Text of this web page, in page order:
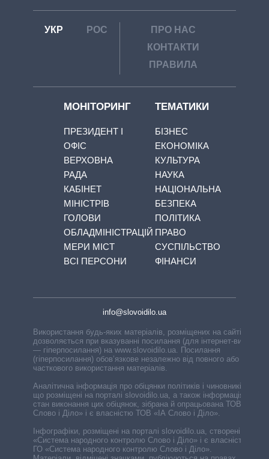
УКР РОС
ПРО НАС
КОНТАКТИ
ПРАВИЛА
МОНІТОРИНГ
ПРЕЗИДЕНТ І
ОФІС
ВЕРХОВНА
РАДА
КАБІНЕТ
МІНІСТРІВ
ГОЛОВИ
ОБЛАДМІНІСТРАЦІЙ
МЕРИ МІСТ
ВСІ ПЕРСОНИ
ТЕМАТИКИ
БІЗНЕС
ЕКОНОМІКА
КУЛЬТУРА
НАУКА
НАЦІОНАЛЬНА
БЕЗПЕКА
ПОЛІТИКА
ПРАВО
СУСПІЛЬСТВО
ФІНАНСИ
info@slovoidilo.ua
Використання будь-яких матеріалів, розміщених на сайті,
дозволяється при вказуванні посилання (для інтернет-видань
— гіперпосилання) на www.slovoidilo.ua. Посилання
(гіперпосилання) обов’язкове незалежно від повного або
часткового використання матеріалів.
Аналітична інформація про обіцянки політиків і чиновників,
що розміщені на порталі slovoidilo.ua, а також інформація про
стан виконання цих обіцянок, зібрана й опрацьована ТОВ «ІА
Слово і Діло» і є власністю ТОВ «ІА Слово і Діло».
Інфографіки, розміщені на порталі slovoidilo.ua, створені ГО
«Система народного контролю Слово і Діло» і є власністю
ГО «Система народного контролю Слово і Діло».